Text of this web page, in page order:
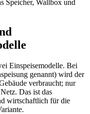
Speicher, Wallbox und
Einspeisemodelle. Bei
genannt) wird der
verbraucht; nur
Das ist das
wirtschaftlich für die